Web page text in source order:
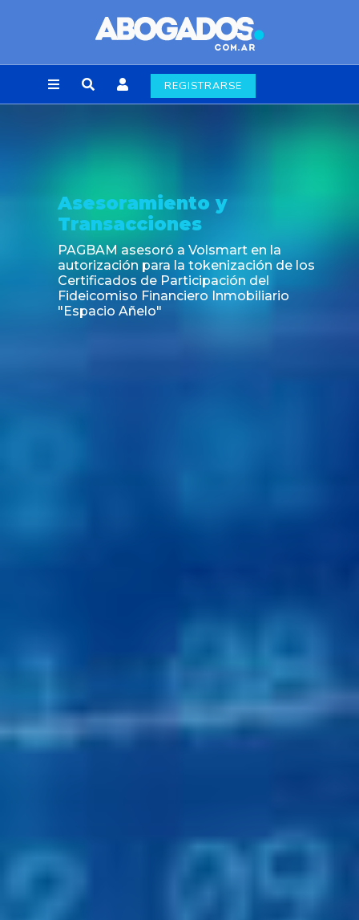
REGISTRARSE
Asesoramiento y
Transacciones
PAGBAM asesoró a Volsmart en la
autorización para la tokenización de los
Certificados de Participación del
Fideicomiso Financiero Inmobiliario
"Espacio Añelo"